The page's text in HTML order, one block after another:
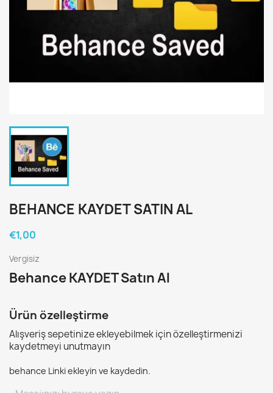
BEHANCE KAYDET SATIN AL
€1,00
Vergisiz
Behance KAYDET Satın Al
Ürün özelleştirme
Alışveriş sepetinize ekleyebilmek için özelleştirmenizi
kaydetmeyi unutmayın
behance Linki ekleyin ve kaydedin.